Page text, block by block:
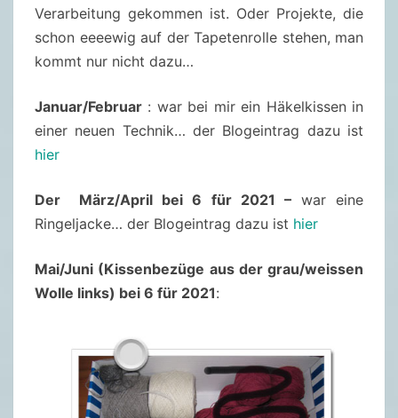
Verarbeitung gekommen ist. Oder Projekte, die
schon eeeewig auf der Tapetenrolle stehen, man
kommt nur nicht dazu…
Januar/Februar : war bei mir ein Häkelkissen in
einer neuen Technik… der Blogeintrag dazu ist
hier
Der März/April bei 6 für 2021 – war eine
Ringeljacke… der Blogeintrag dazu ist hier
Mai/Juni (Kissenbezüge aus der grau/weissen
Wolle links) bei 6 für 2021: